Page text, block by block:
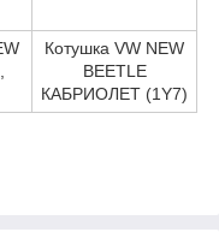
Котушка VW NEW
BEETLE
КАБРИОЛЕТ (1Y7)